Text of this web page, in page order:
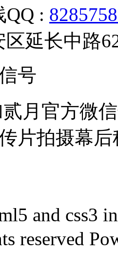
:
区延长中路
号
月官方微
片拍摄幕后
and css3
reserved